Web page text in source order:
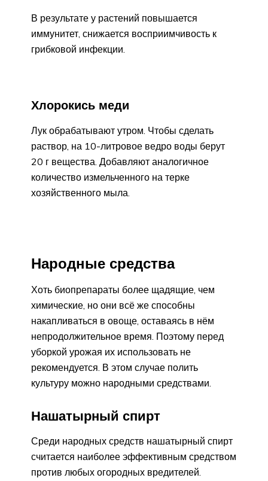
В результате у растений повышается
иммунитет, снижается восприимчивость к
грибковой инфекции.
Хлорокись меди
Лук обрабатывают утром. Чтобы сделать
раствор, на 10-литровое ведро воды берут
20 г вещества. Добавляют аналогичное
количество измельченного на терке
хозяйственного мыла.
Народные средства
Хоть биопрепараты более щадящие, чем
химические, но они всё же способны
накапливаться в овоще, оставаясь в нём
непродолжительное время. Поэтому перед
уборкой урожая их использовать не
рекомендуется. В этом случае полить
культуру можно народными средствами.
Нашатырный спирт
Среди народных средств нашатырный спирт
считается наиболее эффективным средством
против любых огородных вредителей.